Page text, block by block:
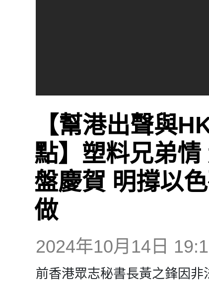
【幫港出聲與
點】塑料兄弟
盤慶賀 明撐以
做
2024年10月14日
前香港眾志秘書長黃之鋒因